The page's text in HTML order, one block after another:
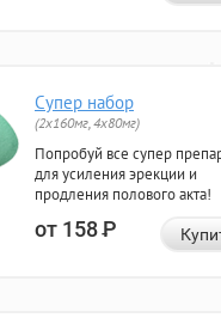
Супер набор
(2х160мг, 4х80мг)
Попробуй все супер
для усиления эрекции и
продления полового акта!
от 158Р